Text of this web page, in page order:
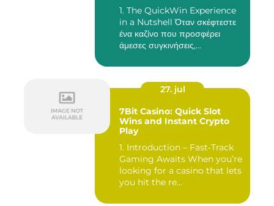
1. The QuickWin Experience
in a Nutshell Όταν σκέφτεστε
ένα καζίνο που προσφέρει
άμεσες συγκινήσεις,...
27. jul
7Bit Casino: Quick Slot
Wins and Instant Crypto
Play
1. Introduction – Fast‑Track
Gaming Awaits When you’re
looking for a casino that lets
you hit the re...